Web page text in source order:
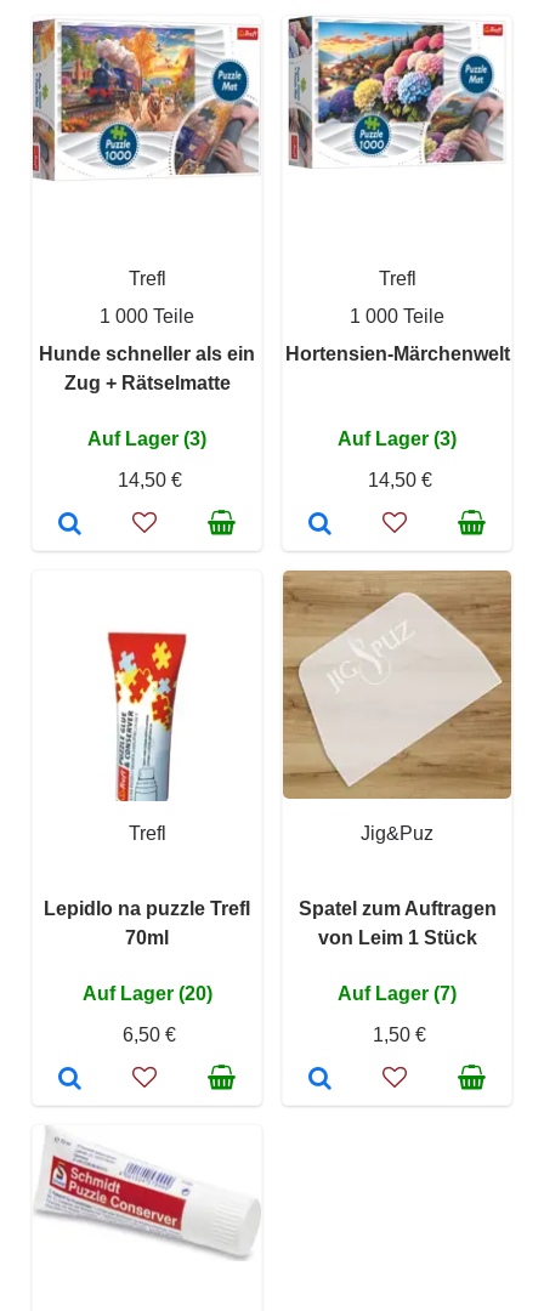
Trefl
1 000 Teile
Hunde schneller als ein
Zug + Rätselmatte
Auf Lager (3)
14,50 €
Trefl
1 000 Teile
Hortensien-Märchenwelt
Auf Lager (3)
14,50 €
Trefl
Lepidlo na puzzle Trefl
70ml
Auf Lager (20)
6,50 €
Jig&Puz
Spatel zum Auftragen
von Leim 1 Stück
Auf Lager (7)
1,50 €